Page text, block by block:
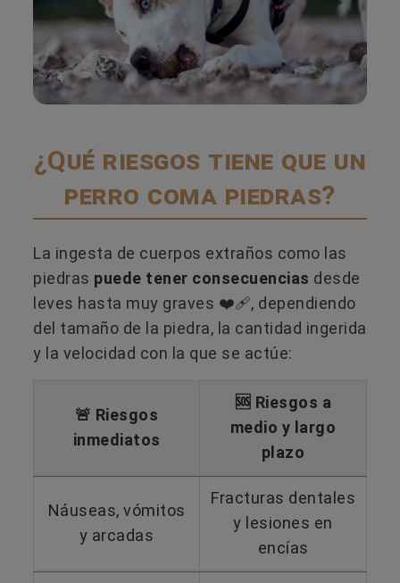
¿Qué riesgos tiene que un
perro coma piedras?
La ingesta de cuerpos extraños como las
piedras puede tener consecuencias desde
leves hasta muy graves ❤️‍🩹, dependiendo
del tamaño de la piedra, la cantidad ingerida
y la velocidad con la que se actúe:
🚨 Riesgos
inmediatos
🆘 Riesgos a
medio y largo
plazo
Náuseas, vómitos
y arcadas
Fracturas dentales
y lesiones en
encías